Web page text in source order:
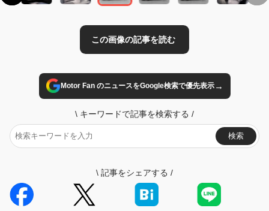
Motor Fan のニュースをGoogle検索で優先表示→
\ キーワードで記事を検索する /
検索
\ 記事をシェアする /